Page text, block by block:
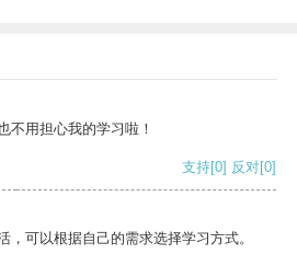
不用担心我的学习啦！
支持[0] 反对[0]
，可以根据自己的需求选择学习方式。